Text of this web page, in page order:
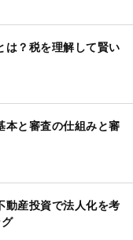
は？税を理解して賢い
本と審査の仕組みと審
動産投資で法人化を考